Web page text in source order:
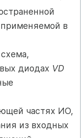
в
диодах VD
частях ИО,
из входных